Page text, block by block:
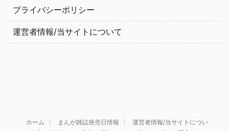
プライバシーポリシー
運営者情報/当サイトについて
ホーム まんが雑誌発売日情報
運営者情報/当サイトについ